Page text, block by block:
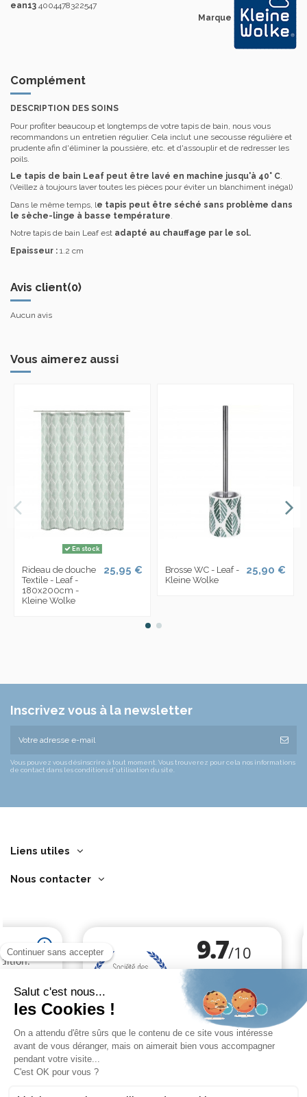
Marque
ean13 4004478322547
Complément
DESCRIPTION DES SOINS
Pour profiter beaucoup et longtemps de votre tapis de bain, nous vous
recommandons un entretien régulier. Cela inclut une secousse régulière et
prudente afin d'éliminer la poussière, etc. et d'assouplir et de redresser les
poils.
Le tapis de bain Leaf peut être lavé en machine jusqu'à 40° C.
(Veillez à toujours laver toutes les pièces pour éviter un blanchiment inégal)
Dans le même temps, le tapis peut être séché sans problème dans
le sèche-linge à basse température
Notre tapis de bain Leaf est adapté au chauffage par le sol.
Epaisseur : 1.2 cm
Avis client(0)
Aucun avis
Vous aimerez aussi
En stock
Rideau de douche
Textile - Leaf -
180x200cm -
Kleine Wolke
25,95 €
Brosse WC - Leaf -
Kleine Wolke
25,90 €
Inscrivez vous à la newsletter
Vous pouvez vous désinscrire à tout moment. Vous trouverez pour cela nos informations
de contact dans les conditions d'utilisation du site.
Liens utiles
Nous contacter
Marchand approuvé par la Société des Avis Garantis,